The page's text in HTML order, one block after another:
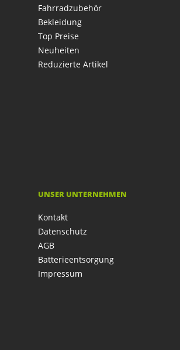
Fahrradzubehör
Bekleidung
Top Preise
Neuheiten
Reduzierte Artikel
UNSER UNTERNEHMEN
Kontakt
Datenschutz
AGB
Batterieentsorgung
Impressum